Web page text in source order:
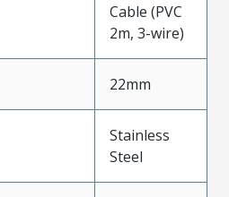
Cable (PVC
2m, 3-wire)
22mm
Stainless
Steel